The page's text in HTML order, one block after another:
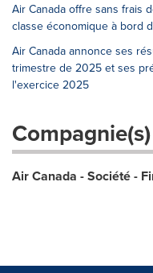
Air Canada offre sans frais
classe économique à bord
Air Canada annonce ses
trimestre de 2025 et ses
l'exercice 2025
Air Canada - Société -